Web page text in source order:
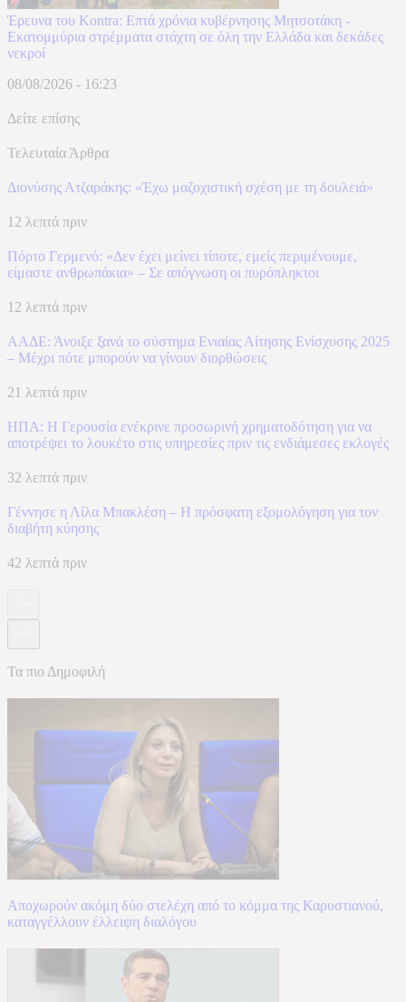
Έρευνα του Kontra: Επτά χρόνια κυβέρνησης Μητσοτάκη -
Εκατομμύρια στρέμματα στάχτη σε όλη την Ελλάδα και δεκάδες
νεκροί
08/08/2026 - 16:23
Δείτε επίσης
Τελευταία Άρθρα
Διονύσης Ατζαράκης: «Έχω μαζοχιστική σχέση με τη δουλειά»
12 λεπτά πριν
Πόρτο Γερμενό: «Δεν έχει μείνει τίποτε, εμείς περιμένουμε,
είμαστε ανθρωπάκια» – Σε απόγνωση οι πυρόπληκτοι
12 λεπτά πριν
ΑΑΔΕ: Άνοιξε ξανά το σύστημα Ενιαίας Αίτησης Ενίσχυσης 2025
– Μέχρι πότε μπορούν να γίνουν διορθώσεις
21 λεπτά πριν
ΗΠΑ: Η Γερουσία ενέκρινε προσωρινή χρηματοδότηση για να
αποτρέψει το λουκέτο στις υπηρεσίες πριν τις ενδιάμεσες εκλογές
32 λεπτά πριν
Γέννησε η Λίλα Μπακλέση – Η πρόσφατη εξομολόγηση για τον
διαβήτη κύησης
42 λεπτά πριν
Τα πιο Δημοφιλή
Αποχωρούν ακόμη δύο στελέχη από το κόμμα της Καρυστιανού,
καταγγέλλουν έλλειψη διαλόγου